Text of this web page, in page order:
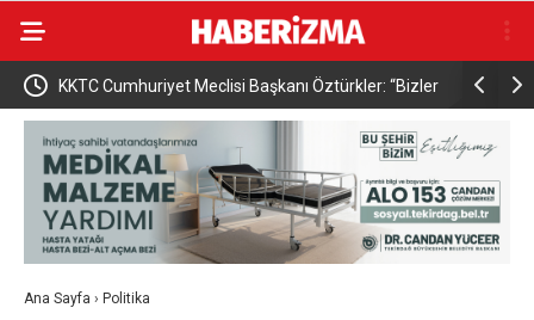
Meclisi Başkanı Öztürkler: “Bizler
ve eşit uluslararası
taviz vermeyeceğiz”
Osmangazi Belediyesi çocuklara
kazandırıyor
Ana Sayfa › Politika